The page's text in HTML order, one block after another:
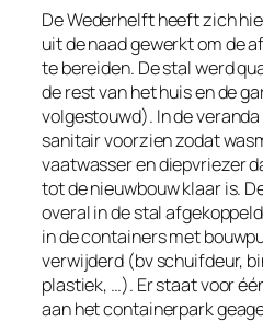
De Wederhelft heeft zich
uit de naad gewerkt om de
te bereiden. De stal werd
de rest van het huis en de
volgestouwd). In de
sanitair voorzien zodat
vaatwasser en diepvriezer
tot de nieuwbouw klaar is.
overal in de stal
in de containers met
verwijderd (bv schuifdeur,
plastiek, …). Er staat voor
aan het containerpark